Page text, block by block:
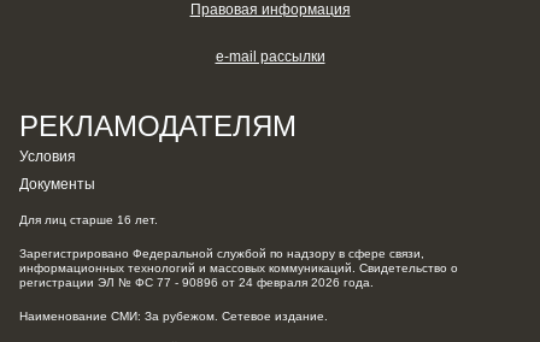
РЕКЛАМОДАТЕЛЯМ
Условия
Документы
Правовая информация
e-mail рассылки
Для лиц старше 16 лет.
Зарегистрировано Федеральной службой по надзору в сфере связи,
информационных технологий и массовых коммуникаций. Свидетельство о
регистрации ЭЛ № ФС 77 - 90896 от 24 февраля 2026 года.
Наименование СМИ: За рубежом. Сетевое издание.